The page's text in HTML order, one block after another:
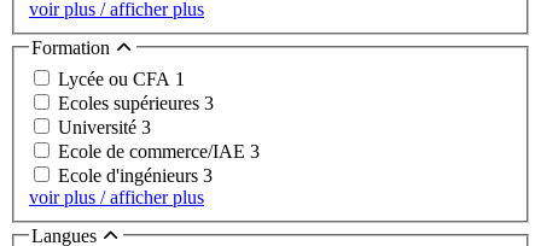
voir plus / afficher plus
Formation
Lycée ou CFA 1
Ecoles supérieures 3
Université 3
Ecole de commerce/IAE 3
Ecole d'ingénieurs 3
voir plus / afficher plus
Langues